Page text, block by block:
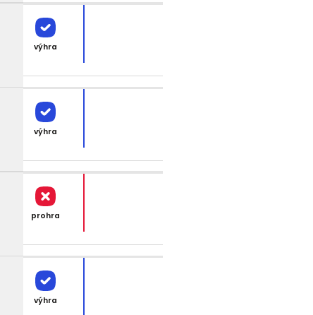
výhra
výhra
prohra
výhra